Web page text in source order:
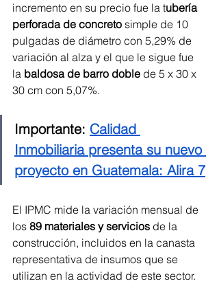
incremento en su precio fue la tubería
perforada de concreto simple de 10
pulgadas de diámetro con 5,29% de
variación al alza y el que le sigue fue
la baldosa de barro doble de 5 x 30 x
30 cm con 5,07%.
Importante: Calidad
Inmobiliaria presenta su nuevo
proyecto en Guatemala: Alira 7
El IPMC mide la variación mensual de
los 89 materiales y servicios de la
construcción, incluidos en la canasta
representativa de insumos que se
utilizan en la actividad de este sector.